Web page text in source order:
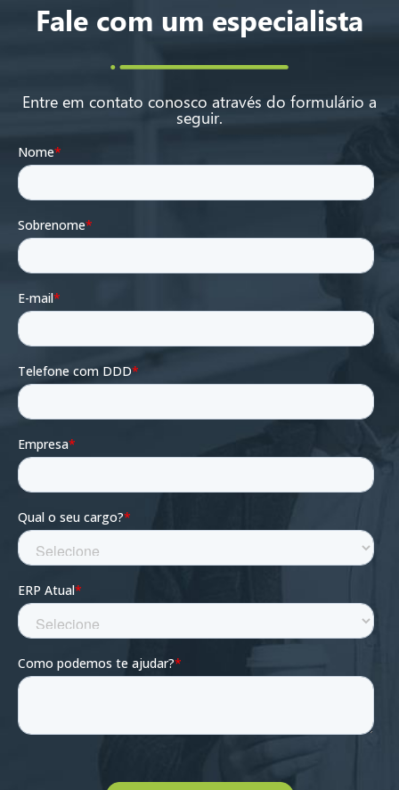
Fale com um especialista
Entre em contato conosco através do formulário a
seguir.